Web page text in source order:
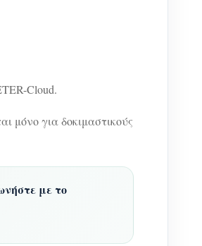
Cloud.
μόνο για δοκιμαστικούς
με το